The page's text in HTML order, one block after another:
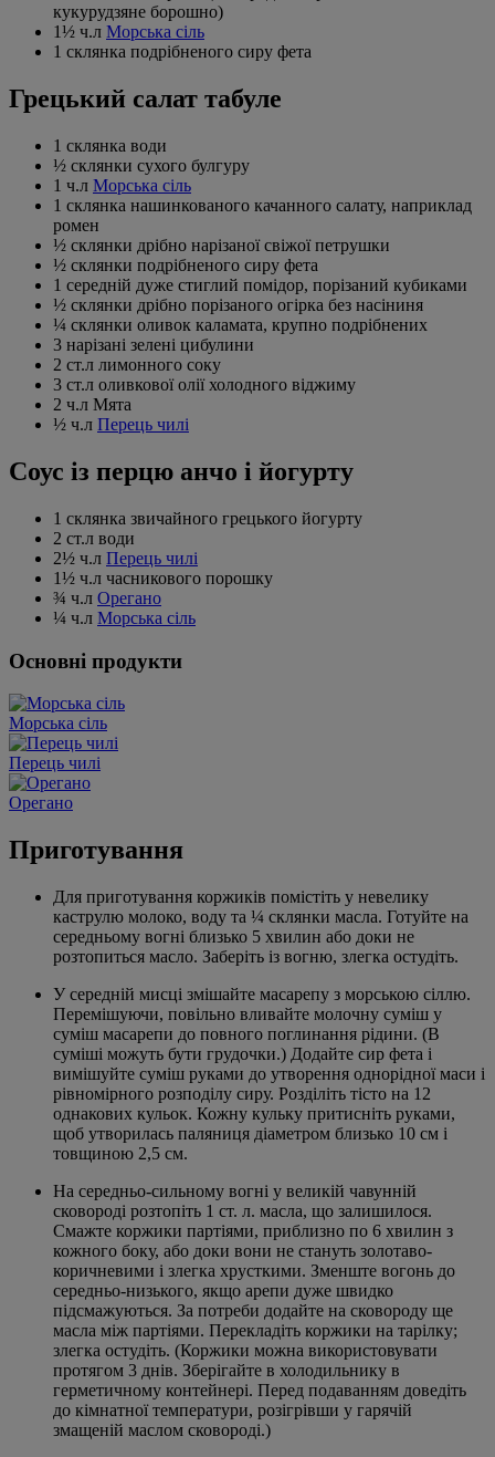
кукурудзяне борошно)
1½ ч.л Морська сіль
1 склянка подрібненого сиру фета
Грецький салат табуле
1 склянка води
½ склянки сухого булгуру
1 ч.л Морська сіль
1 склянка нашинкованого качанного салату, наприклад
ромен
½ склянки дрібно нарізаної свіжої петрушки
½ склянки подрібненого сиру фета
1 середній дуже стиглий помідор, порізаний кубиками
½ склянки дрібно порізаного огірка без насіниня
¼ склянки оливок каламата, крупно подрібнених
3 нарізані зелені цибулини
2 ст.л лимонного соку
3 ст.л оливкової олії холодного віджиму
2 ч.л Мята
½ ч.л Перець чилі
Соус із перцю анчо і йогурту
1 склянка звичайного грецького йогурту
2 ст.л води
2½ ч.л Перець чилі
1½ ч.л часникового порошку
¾ ч.л Орегано
¼ ч.л Морська сіль
Основні продукти
Морська сіль
Перець чилі
Орегано
Приготування
Для приготування коржиків помістіть у невелику
каструлю молоко, воду та ¼ склянки масла. Готуйте на
середньому вогні близько 5 хвилин або доки не
розтопиться масло. Заберіть із вогню, злегка остудіть.
У середній мисці змішайте масарепу з морською сіллю.
Перемішуючи, повільно вливайте молочну суміш у
суміш масарепи до повного поглинання рідини. (В
суміші можуть бути грудочки.) Додайте сир фета і
вимішуйте суміш руками до утворення однорідної маси і
рівномірного розподілу сиру. Розділіть тісто на 12
однакових кульок. Кожну кульку притисніть руками,
щоб утворилась паляниця діаметром близько 10 см і
товщиною 2,5 см.
На середньо-сильному вогні у великій чавунній
сковороді розтопіть 1 ст. л. масла, що залишилося.
Смажте коржики партіями, приблизно по 6 хвилин з
кожного боку, або доки вони не стануть золотаво-
коричневими і злегка хрусткими. Зменште вогонь до
середньо-низького, якщо арепи дуже швидко
підсмажуються. За потреби додайте на сковороду ще
масла між партіями. Перекладіть коржики на тарілку;
злегка остудіть. (Коржики можна використовувати
протягом 3 днів. Зберігайте в холодильнику в
герметичному контейнері. Перед подаванням доведіть
до кімнатної температури, розігрівши у гарячій
змащеній маслом сковороді.)